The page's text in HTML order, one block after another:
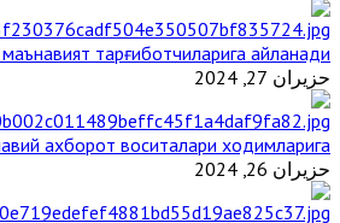
тарғиботчиларига айланади
حزيران 27, 2024
ахборот воситалари ходимларига
حزيران 26, 2024